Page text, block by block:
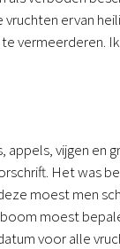
vruchten ervan
vermeerderen.
vijgen en
Het was
moest men
moest
voor alle